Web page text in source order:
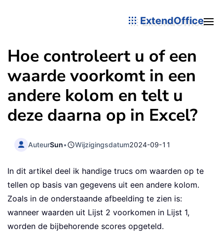
ExtendOffice
Hoe controleert u of een
waarde voorkomt in een
andere kolom en telt u
deze daarna op in Excel?
AuteurSun• Wijzigingsdatum2024-09-11
In dit artikel deel ik handige trucs om waarden op te
tellen op basis van gegevens uit een andere kolom.
Zoals in de onderstaande afbeelding te zien is:
wanneer waarden uit Lijst 2 voorkomen in Lijst 1,
worden de bijbehorende scores opgeteld.